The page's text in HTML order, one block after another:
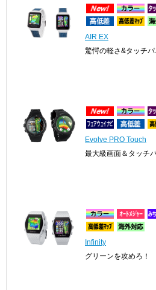
AIR EX
驚愕の軽さ&タッチ
Evolve PRO Touch
最大級画面＆タッチ
Infinity
グリーンを攻めろ！